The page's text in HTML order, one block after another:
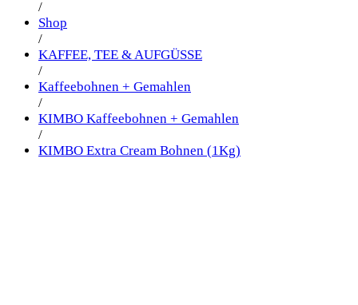
/
Shop
/
KAFFEE, TEE & AUFGÜSSE
/
Kaffeebohnen + Gemahlen
/
KIMBO Kaffeebohnen + Gemahlen
/
KIMBO Extra Cream Bohnen (1Kg)